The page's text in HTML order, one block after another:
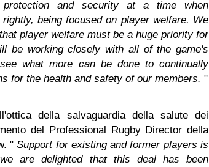
protection and security at a time when
being focused on player welfare. We
player welfare must be a huge priority for
be working closely with all of the game's
what more can be done to continually
for the health and safety of our members. "
della salvaguardia della salute dei
del Professional Rugby Director della
"Support for existing and former players is
are delighted that this deal has been